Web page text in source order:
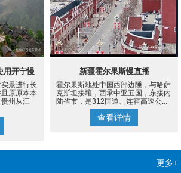
用开宁慢
景进行长
原原本本
州从江
新疆霍尔果斯慢直播
霍尔果斯地处中国西部边陲，与哈萨
克斯坦接壤，西承中亚五国，东接内
陆省市，是312国道、连霍高速公...
查看详情
更多+